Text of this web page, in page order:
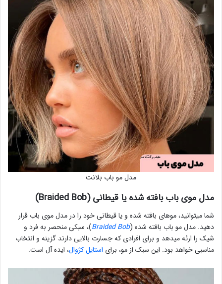
مدل مو باب بلانت
مدل موی باب بافته شده یا قیطانی (Braided Bob)
شما میتوانید، موهای بافته شده و یا قیطانی خود را در مدل موی باب قرار
دهید. مدل مو باب بافته شده (Braided Bob)، سبکی منحصر به فرد و
شیک را ارئه میدهد و برای افرادی که جسارت بالایی دارند گزینه و انتخاب
مناسبی خواهد بود. این سبک از مو، برای استایل کژوال، ایده آل است.